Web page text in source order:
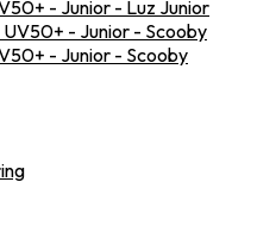
- Junior - Luz Junior
- Junior - Scooby